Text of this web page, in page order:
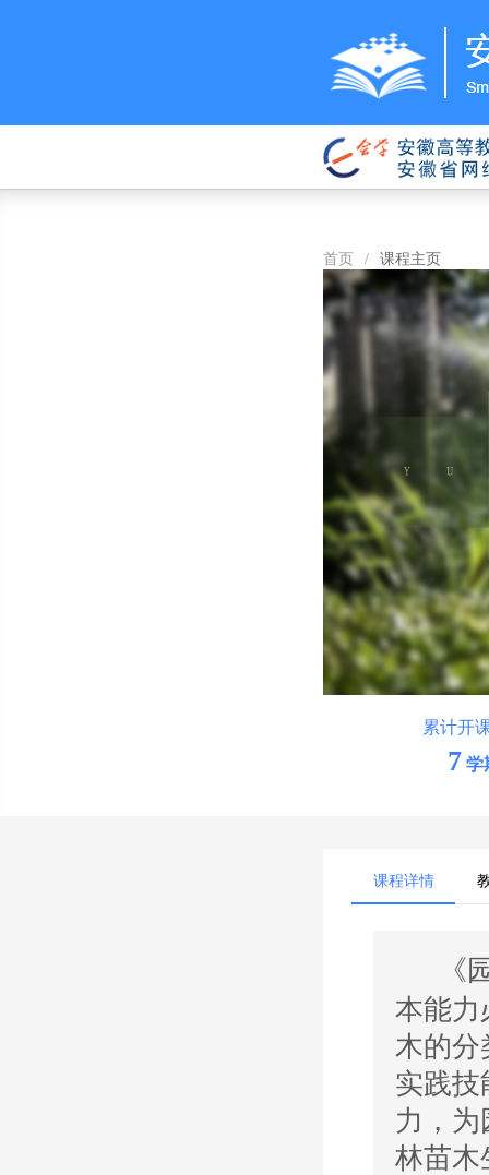
首页 / 课程主页
累计开
7 学
课程详情
《
本能力
木的分
实践技
力，
林苗木